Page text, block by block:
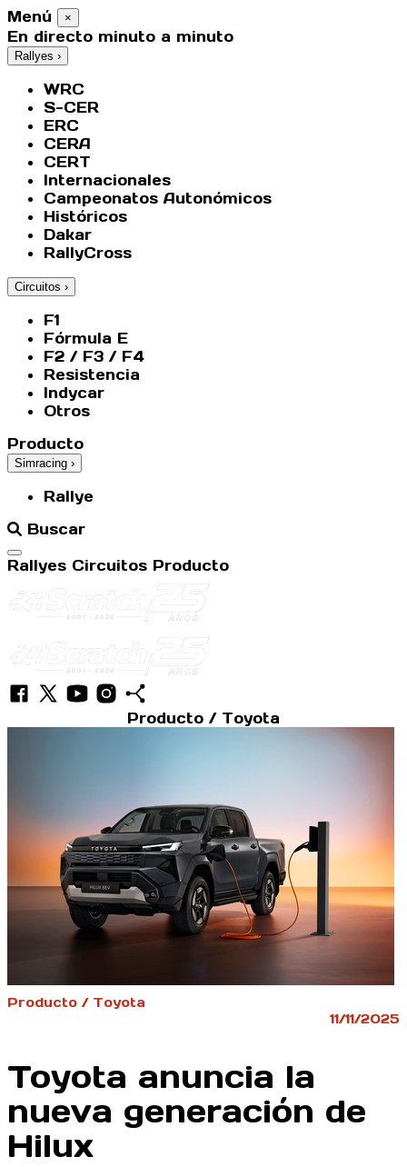
Menú ×
En directo minuto a minuto
Rallyes ›
WRC
S-CER
ERC
CERA
CERT
Internacionales
Campeonatos Autonómicos
Históricos
Dakar
RallyCross
Circuitos ›
F1
Fórmula E
F2 / F3 / F4
Resistencia
Indycar
Otros
Producto
Simracing ›
Rallye
Buscar
Abrir menú
Rallyes Circuitos Producto
Producto / Toyota
Producto / Toyota
11/11/2025
Toyota anuncia la
nueva generación de
Hilux